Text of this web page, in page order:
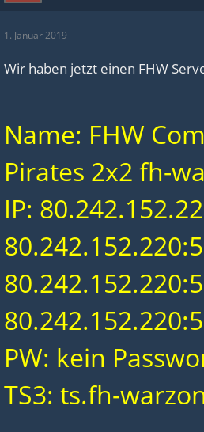
1. Januar 2019
Wir haben jetzt einen FHW
Name: FHW
Pirates 2x2 fh-
IP:
PW: kein
TS3: ts.fh-